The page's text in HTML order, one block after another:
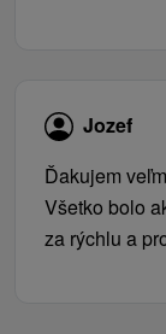
Jozef
Ďakujem
Všetko bolo
za rýchlu a